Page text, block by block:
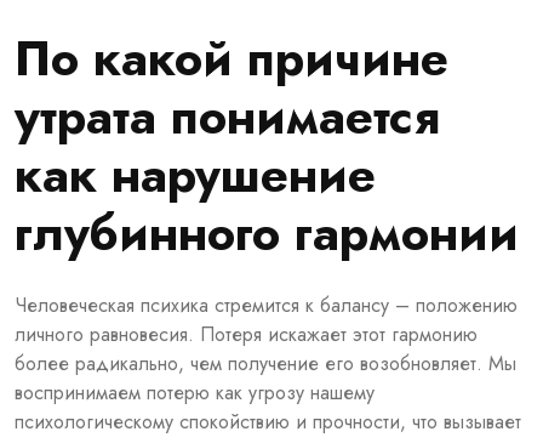
По какой причине
утрата понимается
как нарушение
глубинного гармонии
Человеческая психика стремится к балансу – положению
личного равновесия. Потеря искажает этот гармонию
более радикально, чем получение его возобновляет. Мы
воспринимаем потерю как угрозу нашему
психологическому спокойствию и прочности, что вызывает